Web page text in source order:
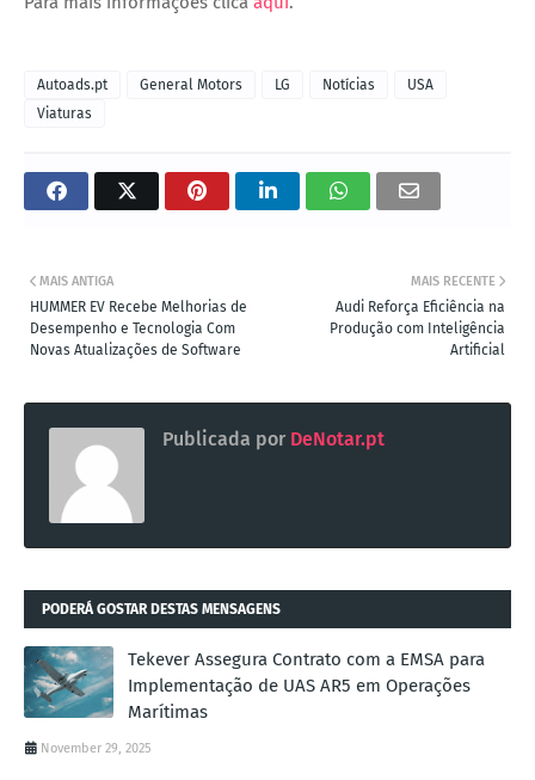
Autoads.pt General Motors LG Notícias
USA
Viaturas
MAIS RECENTE
Audi Reforça Eficiência na
Produção com Inteligência
Artificial
MAIS ANTIGA
HUMMER EV Recebe Melhorias de
Desempenho e Tecnologia Com
Novas Atualizações de Software
Publicada por DeNotar.pt
PODERÁ GOSTAR DESTAS MENSAGENS
Tekever Assegura Contrato com a EMSA para
Implementação de UAS AR5 em Operações
Marítimas
November 29, 2025